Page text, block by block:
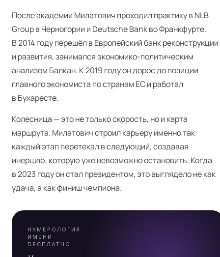
После академии Милатович проходил практику в NLB
Group в Черногории и Deutsche Bank во Франкфурте.
В 2014 году перешёл в Европейский банк реконструкции
и развития, занимался экономико-политическим
анализом Балкан. К 2019 году он дорос до позиции
главного экономиста по странам ЕС и работал
в Бухаресте.
Колесница — это не только скорость, но и карта
маршрута. Милатович строил карьеру именно так:
каждый этап перетекал в следующий, создавая
инерцию, которую уже невозможно остановить. Когда
в 2023 году он стал президентом, это выглядело не как
удача, а как финиш чемпиона.
НУМЕРОЛОГИЯ
ИМЕНИ ·
БЕСПЛАТНО